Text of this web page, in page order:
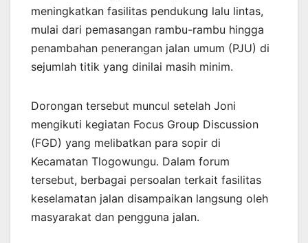
meningkatkan fasilitas pendukung lalu lintas,
mulai dari pemasangan rambu-rambu hingga
penambahan penerangan jalan umum (PJU) di
sejumlah titik yang dinilai masih minim.
Dorongan tersebut muncul setelah Joni
mengikuti kegiatan Focus Group Discussion
(FGD) yang melibatkan para sopir di
Kecamatan Tlogowungu. Dalam forum
tersebut, berbagai persoalan terkait fasilitas
keselamatan jalan disampaikan langsung oleh
masyarakat dan pengguna jalan.